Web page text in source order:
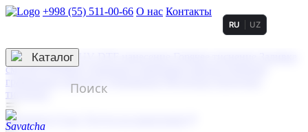
+998 (55) 511-00-66 О нас Контакты
3D гравировка
смолой (Doming)
гравировка твердая
тиснение
RU UZ
☰
Контакты
Каталог